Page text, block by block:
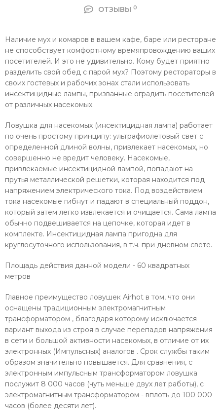
ОТЗЫВЫ 0
Наличие мух и комаров в вашем кафе, баре или ресторане
не способствует комфортному времяпровождению ваших
посетителей. И это не удивительно. Кому будет приятно
разделить свой обед с парой мух? Поэтому рестораторы в
своих гостевых и рабочих зонах стали использовать
инсектицидные лампы, призванные оградить посетителей
от различных насекомых.
Ловушка для насекомых (инсектицидная лампа) работает
по очень простому принципу: ультрафиолетовый свет с
определенной длиной волны, привлекает насекомых, но
совершенно не вредит человеку. Насекомые,
привлекаемые инсектицидной лампой, попадают на
прутья металлической решетки, которая находится под
напряжением электрического тока. Под воздействием
тока насекомые гибнут и падают в специальный поддон,
который затем легко извлекается и очищается. Сама лампа
обычно подвешивается на цепочке, которая идет в
комплекте. Инсектицидная лампа пригодна для
круглосуточного использования, в т.ч. при дневном свете.
Площадь действия данной модели - 60 квадратных
метров
Главное преимущество ловушек Airhot в том, что они
оснащены традиционным электромагнитным
трансформатором , благодаря которому исключается
вариант выхода из строя в случае перепадов напряжения
в сети и большой активности насекомых, в отличие от их
электронных (Импульсных) аналогов . Срок службы таким
образом значительно повышается. Для сравнения, с
электронным импульсным трансформатором ловушка
послужит 8 000 часов (чуть меньше двух лет работы), с
электромагнитным трансформатором - вплоть до 100 000
часов (более десяти лет).